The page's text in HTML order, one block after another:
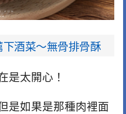
下酒菜～無骨排骨酥
是太開心！
是如果是那種肉裡面